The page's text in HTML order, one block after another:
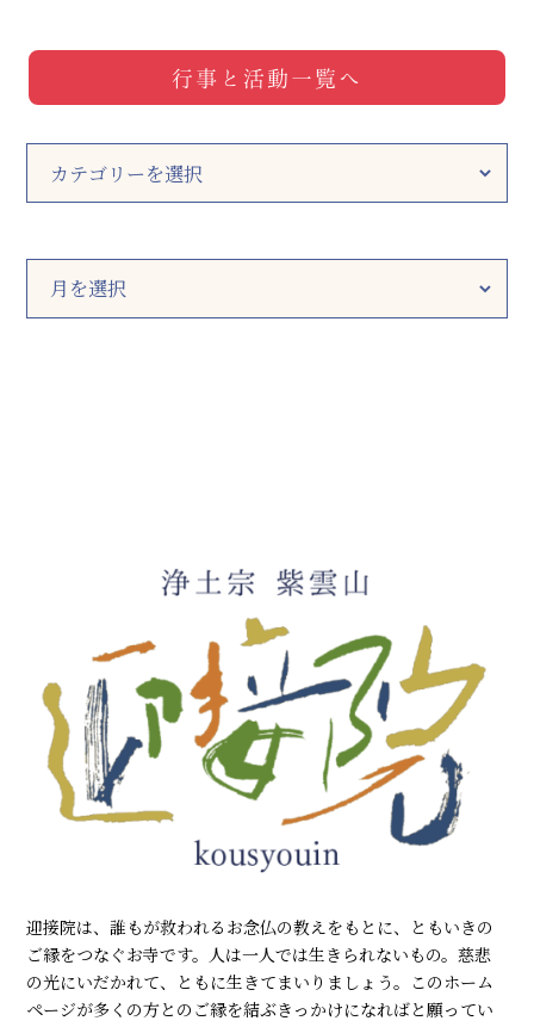
行事と活動一覧へ
カ
テ
ーア
迎接院は、誰もが救われるお念仏の教えをもとに、ともいきの
ご縁をつなぐお寺です。人は一人では生きられないもの。慈悲
の光にいだかれて、ともに生きてまいりましょう。このホーム
ページが多くの方とのご縁を結ぶきっかけになればと願ってい